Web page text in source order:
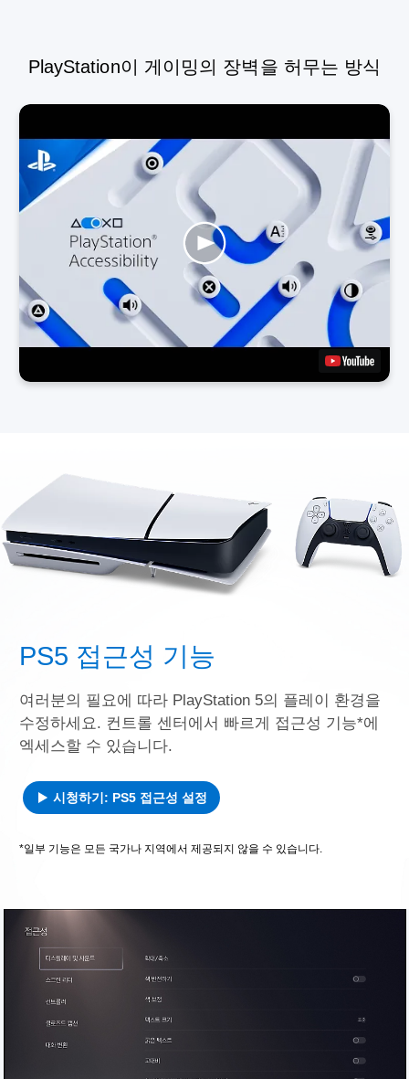
PlayStation이 게이밍의 장벽을 허무는 방식
PS5 접근성 기능
여러분의 필요에 따라 PlayStation 5의 플레이 환경을
수정하세요. 컨트롤 센터에서 빠르게 접근성 기능*에
엑세스할 수 있습니다.
시청하기: PS5 접근성 설정
*일부 기능은 모든 국가나 지역에서 제공되지 않을 수 있습니다.